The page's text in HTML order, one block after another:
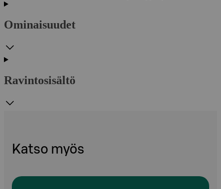
Ominaisuudet
Ravintosisältö
Katso myös